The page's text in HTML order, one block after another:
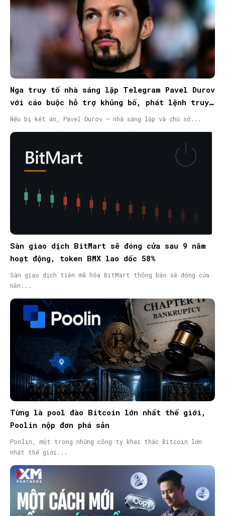
Nga truy tố nhà sáng lập Telegram Pavel Durov
với cáo buộc hỗ trợ khủng bố, phát lệnh truy
nã quốc tế
Nếu bị kết án, Pavel Durov – nhà sáng lập và chủ sở...
Sàn giao dịch BitMart sẽ đóng cửa sau 9 năm
hoạt động, token BMX lao dốc 58%
Sàn giao dịch tiền mã hóa BitMart thông báo sẽ đóng cửa
nền...
Từng là pool đào Bitcoin lớn nhất thế giới,
Poolin nộp đơn phá sản
Poolin, một trong những công ty khai thác Bitcoin lớn
nhất thế giới...